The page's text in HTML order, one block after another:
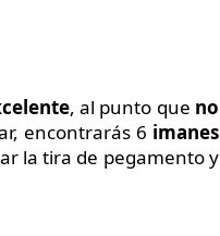
, al punto que no
encontrarás 6 imanes
la tira de pegamento y